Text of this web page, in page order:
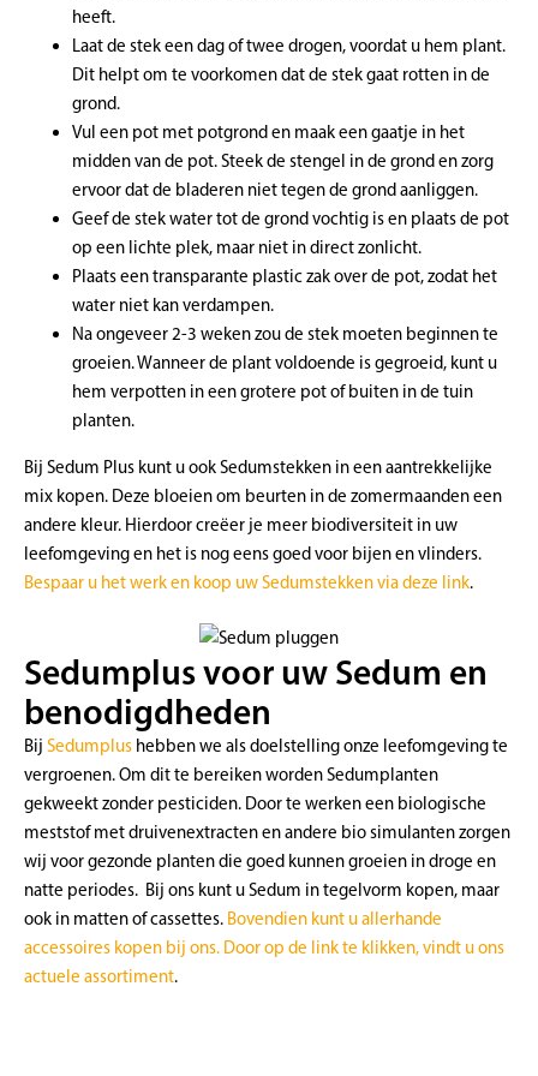
heeft.
Laat de stek een dag of twee drogen, voordat u hem plant.
Dit helpt om te voorkomen dat de stek gaat rotten in de
grond.
Vul een pot met potgrond en maak een gaatje in het
midden van de pot. Steek de stengel in de grond en zorg
ervoor dat de bladeren niet tegen de grond aanliggen.
Geef de stek water tot de grond vochtig is en plaats de pot
op een lichte plek, maar niet in direct zonlicht.
Plaats een transparante plastic zak over de pot, zodat het
water niet kan verdampen.
Na ongeveer 2-3 weken zou de stek moeten beginnen te
groeien. Wanneer de plant voldoende is gegroeid, kunt u
hem verpotten in een grotere pot of buiten in de tuin
planten.
Bij Sedum Plus kunt u ook Sedumstekken in een aantrekkelijke
mix kopen. Deze bloeien om beurten in de zomermaanden een
andere kleur. Hierdoor creëer je meer biodiversiteit in uw
leefomgeving en het is nog eens goed voor bijen en vlinders.
Bespaar u het werk en koop uw Sedumstekken via deze link.
Sedumplus voor uw Sedum en
benodigdheden
Bij Sedumplus hebben we als doelstelling onze leefomgeving te
vergroenen. Om dit te bereiken worden Sedumplanten
gekweekt zonder pesticiden. Door te werken een biologische
meststof met druivenextracten en andere bio simulanten zorgen
wij voor gezonde planten die goed kunnen groeien in droge en
natte periodes. Bij ons kunt u Sedum in tegelvorm kopen, maar
ook in matten of cassettes. Bovendien kunt u allerhande
accessoires kopen bij ons. Door op de link te klikken, vindt u ons
actuele assortiment.